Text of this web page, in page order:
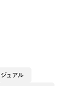
い方におすす
ュアル